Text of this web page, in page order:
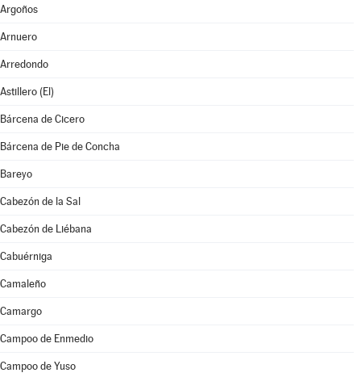
Argoños
Arnuero
Arredondo
Astillero (El)
Bárcena de Cicero
Bárcena de Pie de Concha
Bareyo
Cabezón de la Sal
Cabezón de Liébana
Cabuérniga
Camaleño
Camargo
Campoo de Enmedio
Campoo de Yuso